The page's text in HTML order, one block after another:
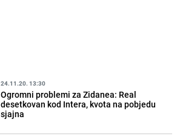
24.11.20. 13:30
Ogromni problemi za Zidanea: Real
desetkovan kod Intera, kvota na pobjedu
sjajna